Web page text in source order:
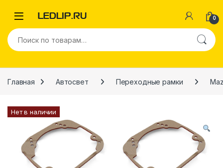
0
Искать:
Главная Автосвет Переходные рамки
Нет в наличии